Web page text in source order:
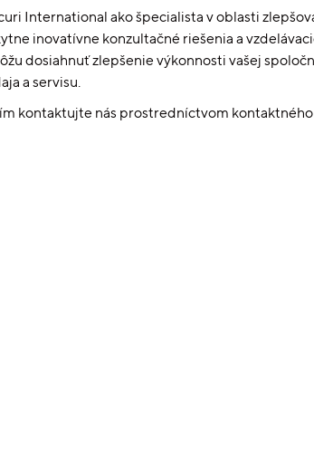
International ako špecialista v oblasti
inovatívne konzultačné riešenia a
dosiahnuť zlepšenie výkonnosti vašej
a servisu.
kontaktujte nás prostredníctvom